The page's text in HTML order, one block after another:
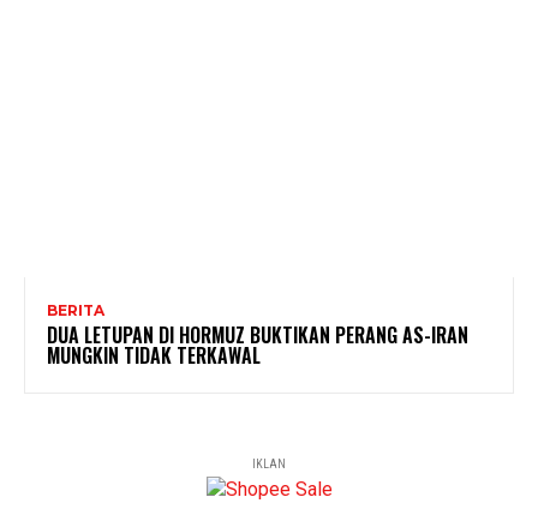
BERITA
DUA LETUPAN DI HORMUZ BUKTIKAN PERANG AS-IRAN
MUNGKIN TIDAK TERKAWAL
IKLAN